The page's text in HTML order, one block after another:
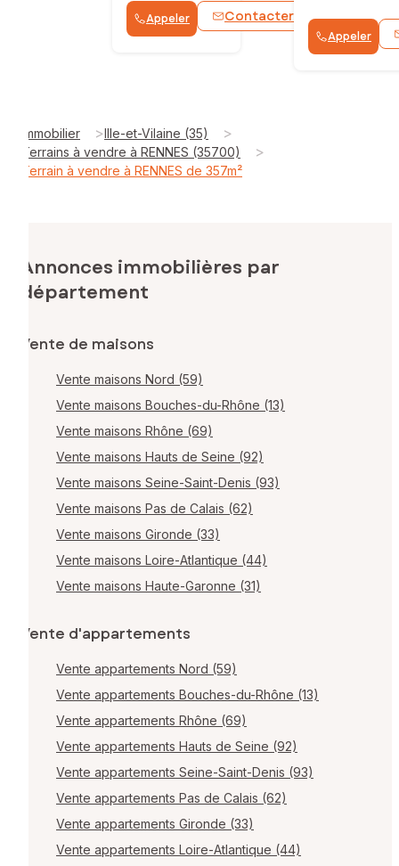
Appeler Contacter
WhatsApp
Appeler
Immobilier >Ille-et-Vilaine (35) >
Terrains à vendre à RENNES (35700) >
Terrain à vendre à RENNES de 357m²
Annonces immobilières par
département
Vente de maisons
Vente maisons Nord (59)
Vente maisons Bouches-du-Rhône (13)
Vente maisons Rhône (69)
Vente maisons Hauts de Seine (92)
Vente maisons Seine-Saint-Denis (93)
Vente maisons Pas de Calais (62)
Vente maisons Gironde (33)
Vente maisons Loire-Atlantique (44)
Vente maisons Haute-Garonne (31)
Vente d'appartements
Vente appartements Nord (59)
Vente appartements Bouches-du-Rhône (13)
Vente appartements Rhône (69)
Vente appartements Hauts de Seine (92)
Vente appartements Seine-Saint-Denis (93)
Vente appartements Pas de Calais (62)
Vente appartements Gironde (33)
Vente appartements Loire-Atlantique (44)